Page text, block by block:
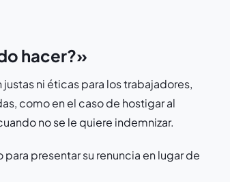
hacer?»
ni éticas para los trabajadores,
como en el caso de hostigar al
no se le quiere indemnizar.
presentar su renuncia en lugar de